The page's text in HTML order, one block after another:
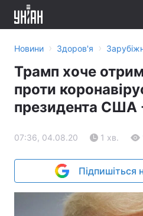
Новини › Здоров'я ›
Трамп хоче
проти
президента США
07:36, 04.08.20 1 хв.
Підпишіться